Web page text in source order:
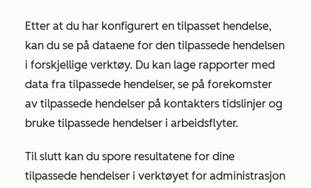
Etter at du har konfigurert en tilpasset hendelse,
kan du se på dataene for den tilpassede hendelsen
i forskjellige verktøy. Du kan lage rapporter med
data fra tilpassede hendelser, se på forekomster
av tilpassede hendelser på kontakters tidslinjer og
bruke tilpassede hendelser i arbeidsflyter.
Til slutt kan du spore resultatene for dine
tilpassede hendelser i verktøyet for administrasjon